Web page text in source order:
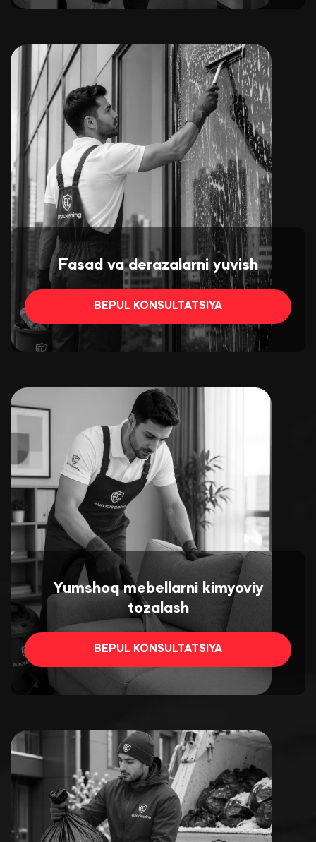
Fasad va derazalarni yuvish
BEPUL KONSULTATSIYA
Yumshoq mebellarni kimyoviy
tozalash
BEPUL KONSULTATSIYA